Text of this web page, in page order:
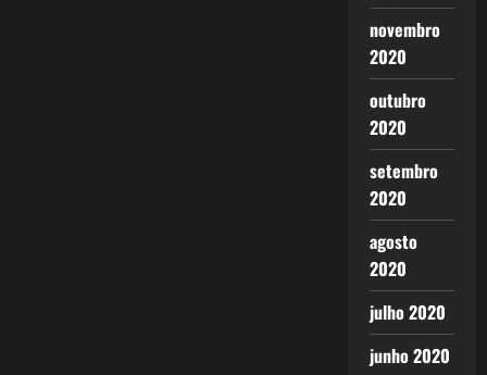
novembro
2020
outubro
2020
setembro
2020
agosto
2020
julho 2020
junho 2020